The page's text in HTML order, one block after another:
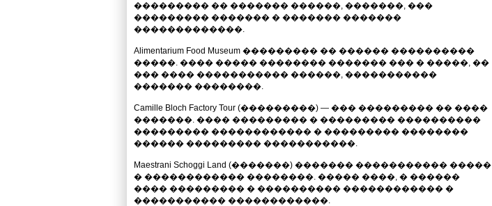
��������� �� ������� ������, �������, ���
��������� ������� � ������� �������
�������������.
Alimentarium Food Museum ��������� �� ������ ����������
�����. ���� ����� �������� ������� ��� � �����, ��
��� ���� ����������� ������, �����������
������� ��������.
Camille Bloch Factory Tour (���������) — ��� ��������� �� ����
�������. ���� ��������� � ��������� ����������
��������� ������������ � ��������� ��������
������ ��������� �����������.
Maestrani Schoggi Land (�������) ������� ����������� �����
� ������������ ��������. ����� ����, � ������
���� ��������� � ���������� ������������ �
����������� ������������.